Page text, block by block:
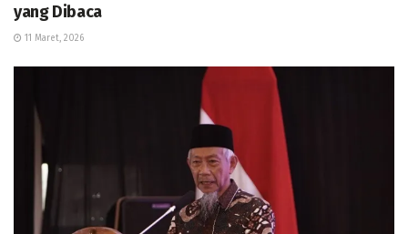
yang Dibaca
11 Maret, 2026